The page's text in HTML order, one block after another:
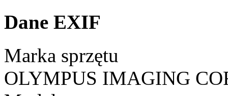
Dane EXIF
Marka sprzętu
OLYMPUS IMAGING